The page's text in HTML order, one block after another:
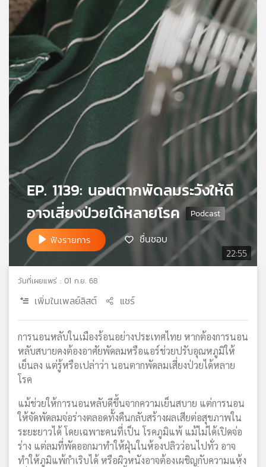
เกี่ยว
เรา
เครือ
วิทยุ
ไทย
บี
เอส
แผนที่
วิทยุ
เครือ
ข่าย
22:55
EP. 1139: นอนตากพัดลมระวังให้ดี
อาจเสี่ยงป่วยได้หลายโรค
ฟังรายการ ชื่นชอบ
วันที่เผยแพร่ : 01 ก.ย. 68
เพิ่มในเพลย์ลิสต์ แชร์
การนอนหลับในเมืองร้อนอย่างประเทศไทย หากต้องการนอน
หลับสบายคงต้องอาศัยพัดลมหรือแอร์ช่วยปรับอุณหภูมิให้
เย็นลง แต่รู้หรือเปล่าว่า นอนตากพัดลมเสี่ยงป่วยได้หลาย
โรค
แม้ช่วยให้การนอนหลับดีขึ้นจากความเย็นสบาย แต่การนอน
ให้จัดพัดลมจ่อร่างตลอดทั้งคืนกลับสร้างผลเสียต่อสุขภาพใน
ระยะยาวได้ โดยเฉพาะคนที่เป็น โรคภูมิแพ้ แม้ไม่ได้เปิดจ่อ
ร่าง แต่ลมที่พัดออกมาทำให้ฝุ่นในห้องปลิวว่อนไปทั่ว อาจ
ทำให้ภูมิแพ้กำเริบได้ หรือผิวหนังอาจต้องเผชิญกับความแห้ง